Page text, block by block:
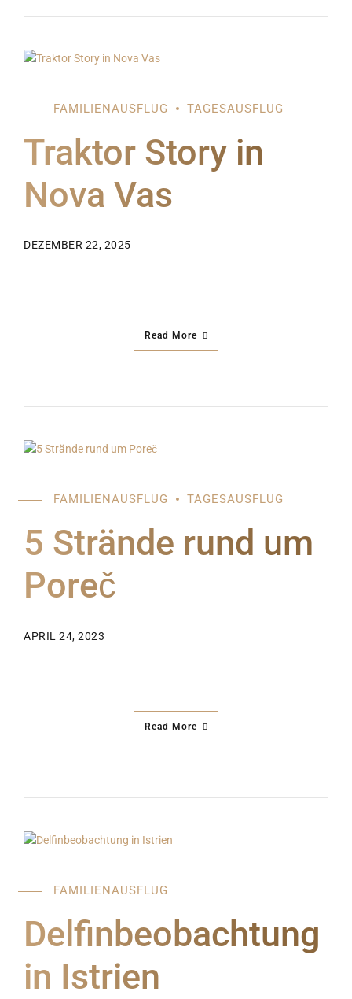
FAMILIENAUSFLUG TAGESAUSFLUG
Traktor Story in
Nova Vas
DEZEMBER 22, 2025
Read More
FAMILIENAUSFLUG TAGESAUSFLUG
5 Strände rund um
Poreč
APRIL 24, 2023
Read More
FAMILIENAUSFLUG
Delfinbeobachtung
in Istrien